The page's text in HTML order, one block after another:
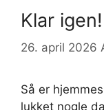
Klar igen!
26. april 2026
Så er
lukket nogle